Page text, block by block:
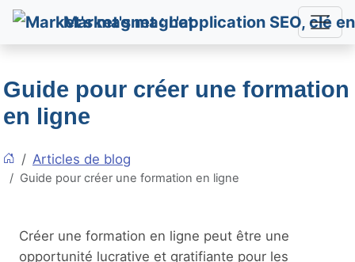
Market's magnet
Guide pour créer une formation
en ligne
Articles de blog
Guide pour créer une formation en ligne
Créer une formation en ligne peut être une
opportunité lucrative et gratifiante pour les